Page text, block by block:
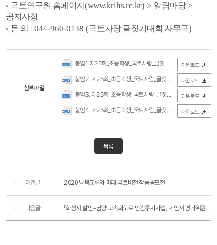
◦ 국토연구원 홈페이지(www.krihs.re.kr) > 알림마당 >
공지사항
◦ 문 의 : 044-960-0138 (국토사랑 글짓기대회 사무국)
첨부파일
붙임1. 제25회_초등학생_국토사랑_글짓기대회_안내문.hwp 다운로드
붙임2. 제25회_초등학생_국토사랑_글짓기대회_단체_응모신청서.hwp 다운로드
붙임3. 제25회_초등학생_국토사랑_글짓기_개인정보수집및이용동의서.hwp 다운로드
붙임4. 제25회_초등학생_국토사랑_글짓기대회_줄글_양식(출력해서 사용).hwp 다운로드
목록
이전글 2020 남북교류와 미래 국토비전 작품공모전
다음글 「화성시 발안~남양 고속화도로 민간투자사업」 제안서 평가위원(후보자) 등록 모집 공고